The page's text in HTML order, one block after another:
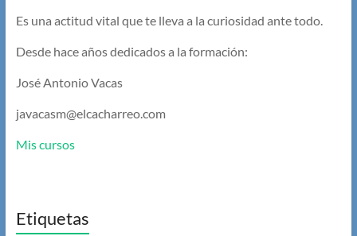
Es una actitud vital que te lleva a la curiosidad ante todo.
Desde hace años dedicados a la formación:
José Antonio Vacas
javacasm@elcacharreo.com
Mis cursos
Etiquetas